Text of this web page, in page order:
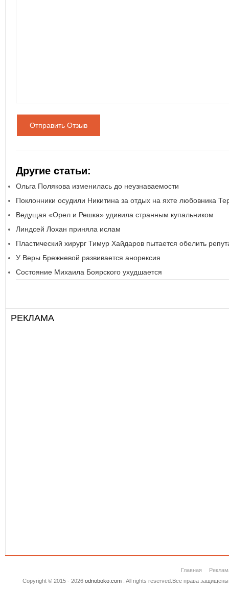
Отправить Отзыв
Другие статьи:
Ольга Полякова изменилась до неузнаваемости
Поклонники осудили Никитина за отдых на яхте любовника
Ведущая «Орел и Решка» удивила странным купальником
Линдсей Лохан приняла ислам
Пластический хирург Тимур Хайдаров пытается обелить
У Веры Брежневой развивается анорексия
Состояние Михаила Боярского ухудшается
РЕКЛАМА
Главная
Copyright © 2015 - 2026 odnoboko.com. All rights reserved.Все права защищены.